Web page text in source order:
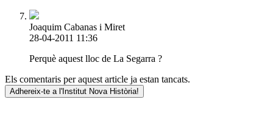
Joaquim Cabanas i Miret
28-04-2011 11:36
Perquè aquest lloc de La Segarra ?
Els comentaris per aquest article ja estan tancats.
Adhereix-te a l'Institut Nova Història!